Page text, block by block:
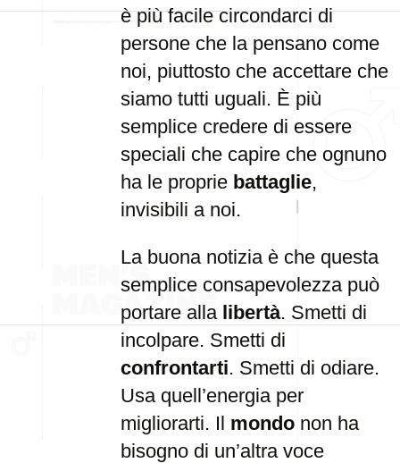
è più facile circondarci di
persone che la pensano come
noi, piuttosto che accettare che
siamo tutti uguali. È più
semplice credere di essere
speciali che capire che ognuno
ha le proprie battaglie,
invisibili a noi.
La buona notizia è che questa
semplice consapevolezza può
portare alla libertà. Smetti di
incolpare. Smetti di
confrontarti. Smetti di odiare.
Usa quell’energia per
migliorarti. Il mondo non ha
bisogno di un’altra voce